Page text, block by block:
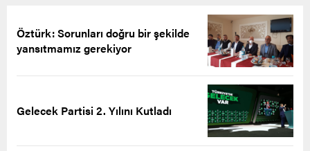
Öztürk: Sorunları doğru bir şekilde
yansıtmamız gerekiyor
Gelecek Partisi 2. Yılını Kutladı